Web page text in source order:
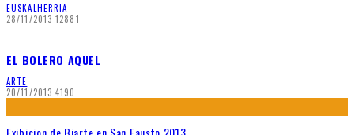
EUSKALHERRIA
28/11/2013 12881
EL BOLERO AQUEL
ARTE
20/11/2013 4190